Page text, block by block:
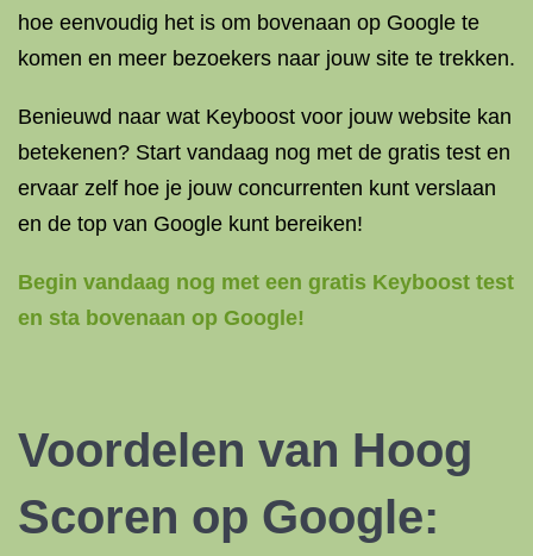
hoe eenvoudig het is om bovenaan op Google te
komen en meer bezoekers naar jouw site te trekken.
Benieuwd naar wat Keyboost voor jouw website kan
betekenen? Start vandaag nog met de gratis test en
ervaar zelf hoe je jouw concurrenten kunt verslaan
en de top van Google kunt bereiken!
Begin vandaag nog met een gratis Keyboost test
en sta bovenaan op Google!
Voordelen van Hoog
Scoren op Google: